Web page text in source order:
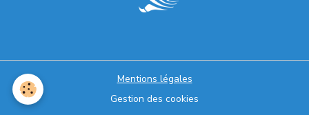
Mentions légales
Gestion des cookies